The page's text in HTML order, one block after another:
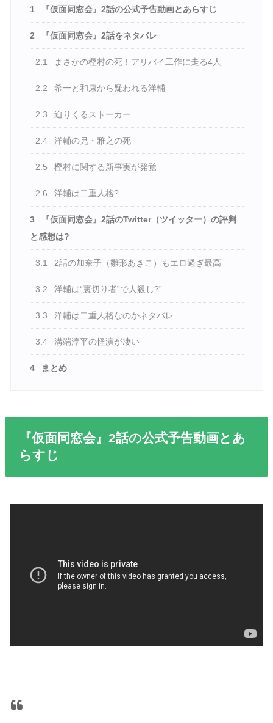
1 『仮面同窓会』2話の公式予告動画とあらすじ
2 『仮面同窓会』2話をネタバレ
2.1 まさかの樫村の死！アリバイ工作に走る4人
2.2 希一と和康から疑われる洋輔
2.3 迫りくるストーカー
2.4 洋輔の兄・雅之の死
2.5 樫村に関する新事実が発覚
2.6 洋輔は二重人格?
3
『仮面同窓会』2話のTwitter（ツイッター）の評判
と感想は?
3.1 2話の加奈子（雛形あきこ）もエロ過ぎ最高
3.2 洋輔は“裏切り者”で人殺し?”
3.3 洋輔は二重人格なのかネタバレ
3.4 溝端淳平の怪演が凄い
4 まとめ
『仮面同窓会』2話の公式予告動画とあ
らすじ